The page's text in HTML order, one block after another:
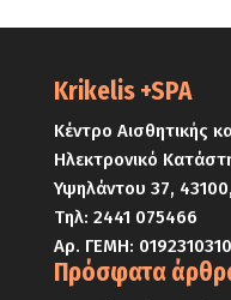
Krikelis +SPA
Κέντρο Αισθητικής
Ηλεκτρονικό
Υψηλάντου 37,
Τηλ: 2441 075466
Αρ. ΓΕΜΗ:
Πρόσφατα